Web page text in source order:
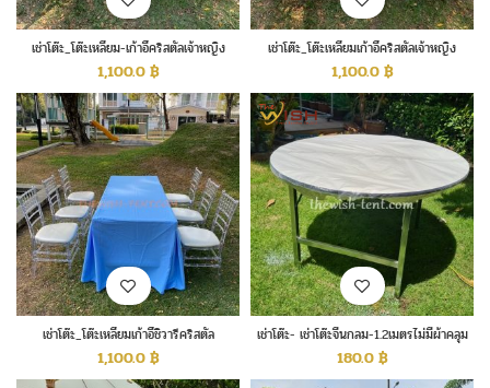
เช่าโต๊ะ_โต๊ะเหลี่ยม-เก้าอี้คริสตัลเจ้าหญิง
1,100.0฿
เช่าโต๊ะ_โต๊ะเหลี่ยมเก้าอี้คริสตัลเจ้าหญิง
1,100.0฿
เช่าโต๊ะ_โต๊ะเหลี่ยมเก้าอี้ชิวารีคริสตัล
1,100.0฿
เช่าโต๊ะ- เช่าโต๊ะจีนกลม-1.2เมตรไม่มีผ้าคลุม
180.0฿